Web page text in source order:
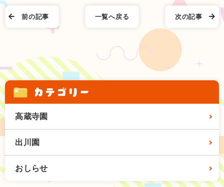
次の記事
一覧へ戻る
前の記事
カテゴリー
高蔵寺園
出川園
おしらせ